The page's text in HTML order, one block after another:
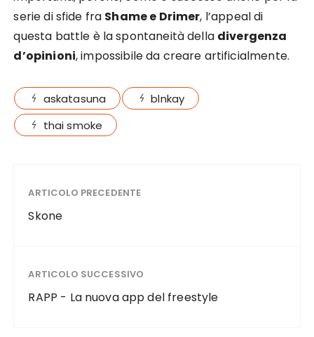
serie di sfide fra Shame e Drimer, l’appeal di
questa battle è la spontaneità della divergenza
d’opinioni, impossibile da creare artificialmente.
askatasuna
blnkay
thai smoke
ARTICOLO PRECEDENTE
Skone
ARTICOLO SUCCESSIVO
RAPP - La nuova app del freestyle